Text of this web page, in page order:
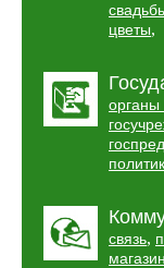
цветы,
органы
связь,